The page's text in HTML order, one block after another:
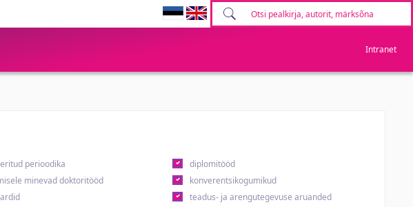
Intranet
perioodika
diplomitööd
minevad doktoritööd
konverentsikogumikud
teadus- ja arengutegevuse aruanded